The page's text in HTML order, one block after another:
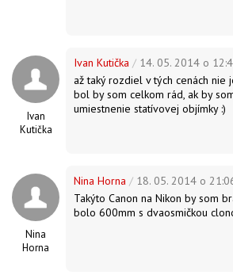
Ivan
Kutička
Ivan Kutička / 14. 05. 2014 o
až taký rozdiel v tých cenách nie
bol by som celkom rád, ak by
umiestnenie statívovej objímky :)
Nina
Horna
Nina Horna / 18. 05. 2014 o
Takýto Canon na Nikon by som
bolo 600mm s dvaosmičkou